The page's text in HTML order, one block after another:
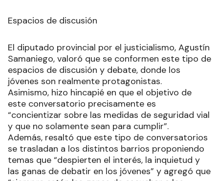
Espacios de discusión
El diputado provincial por el justicialismo, Agustín
Samaniego, valoró que se conformen este tipo de
espacios de discusión y debate, donde los
jóvenes son realmente protagonistas.
Asimismo, hizo hincapié en que el objetivo de
este conversatorio precisamente es
“concientizar sobre las medidas de seguridad vial
y que no solamente sean para cumplir”.
Además, resaltó que este tipo de conversatorios
se trasladan a los distintos barrios proponiendo
temas que “despierten el interés, la inquietud y
las ganas de debatir en los jóvenes” y agregó que